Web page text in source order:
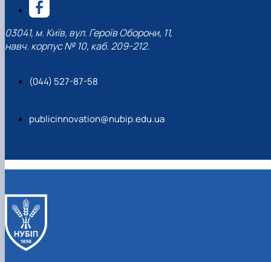
03041, м. Київ, вул. Героїв Оборони, 11,
навч. корпус № 10, каб. 209-212.
(044) 527-87-58
publicinnovation@nubip.edu.ua